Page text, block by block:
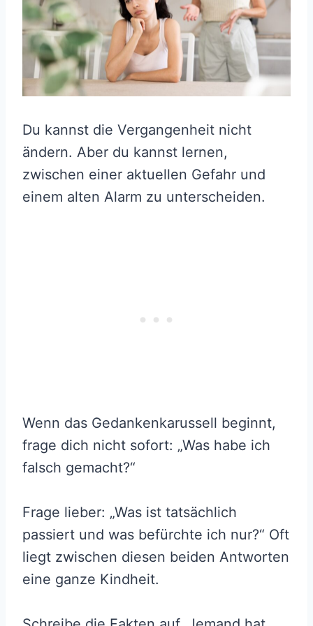
Du kannst die Vergangenheit nicht
ändern. Aber du kannst lernen,
zwischen einer aktuellen Gefahr und
einem alten Alarm zu unterscheiden.
Wenn das Gedankenkarussell beginnt,
frage dich nicht sofort: „Was habe ich
falsch gemacht?“
Frage lieber: „Was ist tatsächlich
passiert und was befürchte ich nur?“ Oft
liegt zwischen diesen beiden Antworten
eine ganze Kindheit.